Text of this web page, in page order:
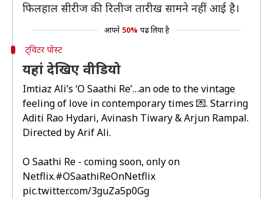
फिलहाल सीरीज की रिलीज तारीख सामने नहीं आई है।
आपने 50% पढ़ लिया है
ट्विटर पोस्ट
यहां देखिए वीडियो
Imtiaz Ali’s ‘O Saathi Re’…an ode to the vintage
feeling of love in contemporary times 💌. Starring
Aditi Rao Hydari, Avinash Tiwary & Arjun Rampal.
Directed by Arif Ali.
O Saathi Re - coming soon, only on
Netflix.#OSaathiReOnNetflix
pic.twitter.com/3guZa5p0Gg